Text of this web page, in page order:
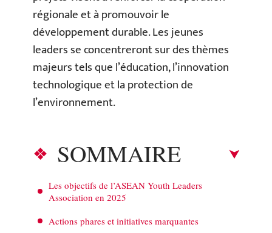
régionale et à promouvoir le
développement durable. Les jeunes
leaders se concentreront sur des thèmes
majeurs tels que l’éducation, l’innovation
technologique et la protection de
l’environnement.
SOMMAIRE
Les objectifs de l’ASEAN Youth Leaders
Association en 2025
Actions phares et initiatives marquantes